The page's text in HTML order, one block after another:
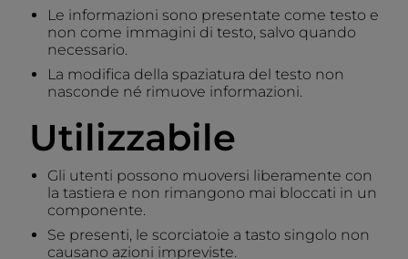
Le informazioni sono presentate come testo e
non come immagini di testo, salvo quando
necessario.
La modifica della spaziatura del testo non
nasconde né rimuove informazioni.
Utilizzabile
Gli utenti possono muoversi liberamente con
la tastiera e non rimangono mai bloccati in un
componente.
Se presenti, le scorciatoie a tasto singolo non
causano azioni impreviste.